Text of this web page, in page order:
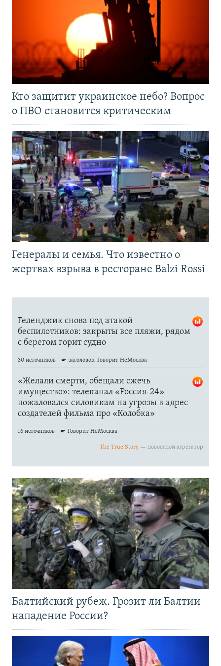
Кто защитит украинское небо? Вопрос
о ПВО становится критическим
Генералы и семья. Что известно о
жертвах взрыва в ресторане Balzi Rossi
Балтийский рубеж. Грозит ли Балтии
нападение России?